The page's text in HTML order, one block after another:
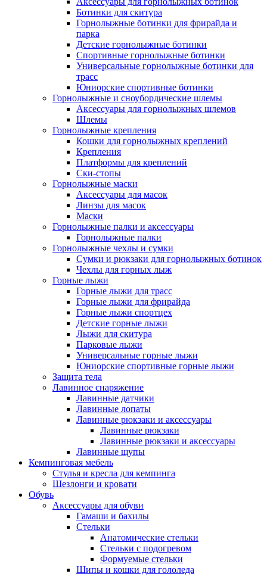
Ботинки для скитура
Горнолыжные ботинки для фрирайда и
парка
Детские горнолыжные ботинки
Спортивные горнолыжные ботинки
Универсальные горнолыжные ботинки для
трасс
Юниорские спортивные ботинки
Горнолыжные и сноубордические шлемы
Аксессуары для горнолыжных шлемов
Шлемы
Горнолыжные крепления
Кошки для горнолыжных креплений
Крепления
Платформы для креплений
Ски-стопы
Горнолыжные маски
Аксессуары для масок
Линзы для масок
Маски
Горнолыжные палки и аксессуары
Горнолыжные палки
Горнолыжные чехлы и сумки
Сумки и рюкзаки для горнолыжных ботинок
Чехлы для горных лыж
Горные лыжи
Горные лыжи для трасс
Горные лыжи для фрирайда
Горные лыжи спортцех
Детские горные лыжи
Лыжи для скитура
Парковые лыжи
Универсальные горные лыжи
Юниорские спортивные горные лыжи
Защита тела
Лавинное снаряжение
Лавинные датчики
Лавинные лопаты
Лавинные рюкзаки и аксессуары
Лавинные рюкзаки
Лавинные рюкзаки и аксессуары
Лавинные щупы
Кемпинговая мебель
Стулья и кресла для кемпинга
Шезлонги и кровати
Обувь
Аксессуары для обуви
Гамаши и бахилы
Стельки
Анатомические стельки
Стельки с подогревом
Формуемые стельки
Шипы и кошки для гололеда